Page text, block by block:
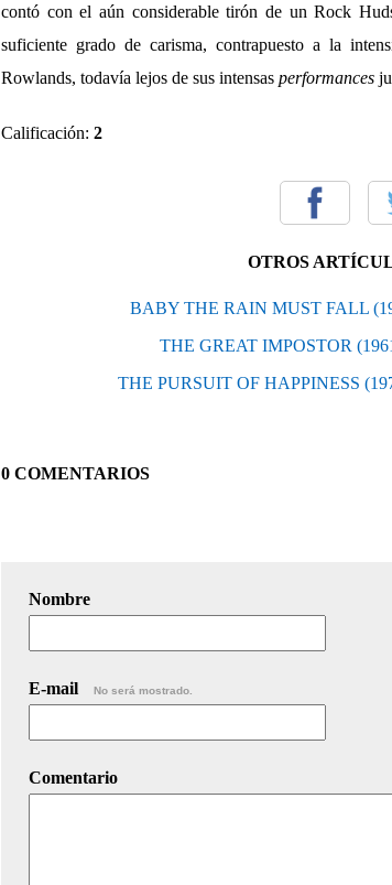
contó con el aún considerable tirón de un Rock
suficiente grado de carisma, contrapuesto a la
Rowlands, todavía lejos de sus intensas performances
Calificación: 2
OTROS
BABY THE RAIN MUST FALL
THE GREAT IMPOSTOR
THE PURSUIT OF HAPPINESS
0 COMENTARIOS
Nombre
E-mail No será mostrado.
Comentario